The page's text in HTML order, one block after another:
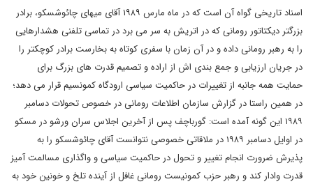
اسناد تاریخی گواه آن است که در ماه مارس ۱۹۸۹ آقای میهای چائوشسکو، برادر
بزرگتر دیکتاتور رومانی که در اتریش به سر می برد در تماسی تلفنی هشدارهایی
را به رهبر رومانی داده و در آن زمان با سفری کوتاه به بخارست برادر کوچکتر را
در جریان ارزیابی و جمع بندی اش از اراده و تصمیم قدرت های بزرگ برای
حمایت همه جانبه از تغییرات در حاکمیت سیاسی ارودگاه کمونسیم قرار می دهد؛
در همین راستا در گزارش سازمان اطلاعات رومانی در خصوص تحولات دسامبر
۱۹۸۹ این گونه آمده است: گورباچف پس از آخرین اجلاس سران ورشو در مسکو
در اوایل دسامبر ۱۹۸۹ در ملاقاتی خصوصی نتوانست آقای چائوشسکو را به
پذیرش ضرورت انجام تغییر و تحول در حاکمیت سیاسی و واگذاری مسالمت آمیز
قدرت وادار کند و رهبر حزب کمونیست رومانی غافل از آینده تلخ و خونین خود به